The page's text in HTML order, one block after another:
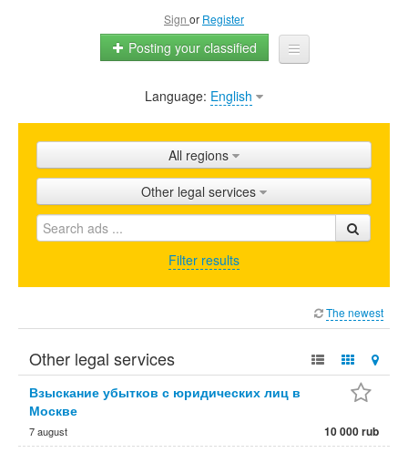
Sign or Register
Posting your classified
Home
Shops
Promotion
FAQ
Language: English
All regions
Other legal services
Filter results
The newest
Other legal services
Взыскание убытков с юридических лиц в
Москве
7 august 10 000 rub